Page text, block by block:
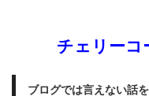
チェリーコ
ブログでは言えない話